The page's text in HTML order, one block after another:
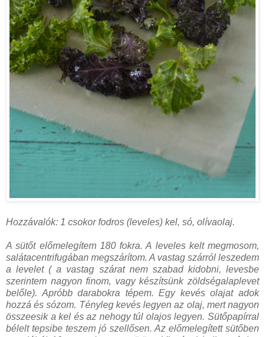
Hozzávalók: 1 csokor fodros (leveles) kel, só, olívaolaj.
A sütőt előmelegítem 180 fokra. A leveles kelt megmosom,
salátacentrifugában megszárítom. A vastag szárról leszedem
a levelet ( a vastag szárat nem szabad kidobni, levesbe
szerintem nagyon finom, vagy készítsünk zöldségalaplevet
belőle). Apróbb darabokra tépem. Egy kevés olajat adok
hozzá és sózom. Tényleg kevés legyen az olaj, mert nagyon
összeesik a kel és az nehogy túl olajos legyen. Sütőpapírral
bélelt tepsibe teszem jó szellősen. Az előmelegített sütőben